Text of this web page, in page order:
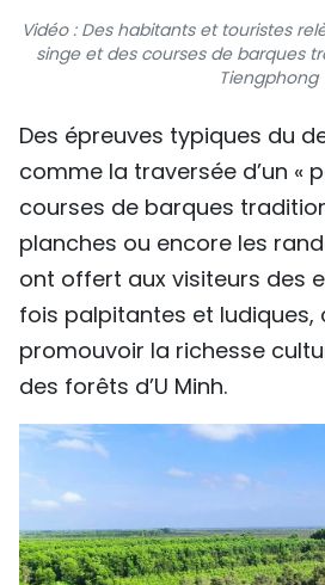
VIDÉO
TIẾNG VIỆT
ENGLISH
中文
РУССКИЙ
Vidéo : Des habitants et touristes
singe et des courses de barques
Tiengphong
Des épreuves typiques du
comme la traversée d’un «
courses de barques
planches ou encore les
ont offert aux visiteurs des
fois palpitantes et ludiques,
promouvoir la richesse
des forêts d’U Minh.